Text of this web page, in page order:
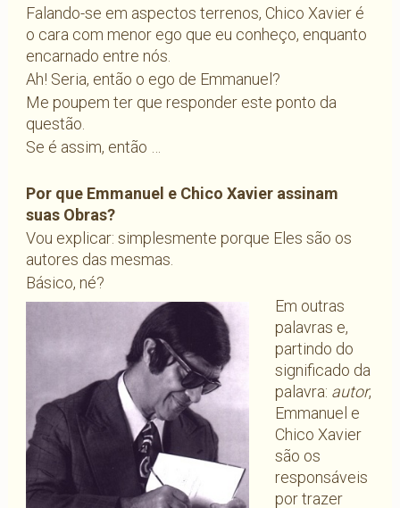
Falando-se em aspectos terrenos, Chico Xavier é
o cara com menor ego que eu conheço, enquanto
encarnado entre nós.
Ah! Seria, então o ego de Emmanuel?
Me poupem ter que responder este ponto da
questão.
Se é assim, então …
Por que Emmanuel e Chico Xavier assinam
suas Obras?
Vou explicar: simplesmente porque Eles são os
autores das mesmas.
Básico, né?
Em outras
palavras e,
partindo do
significado da
palavra: autor,
Emmanuel e
Chico Xavier
são os
responsáveis
por trazer